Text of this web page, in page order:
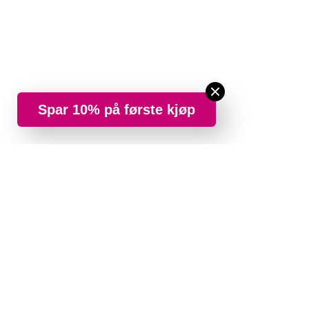
Spar 10% på første kjøp